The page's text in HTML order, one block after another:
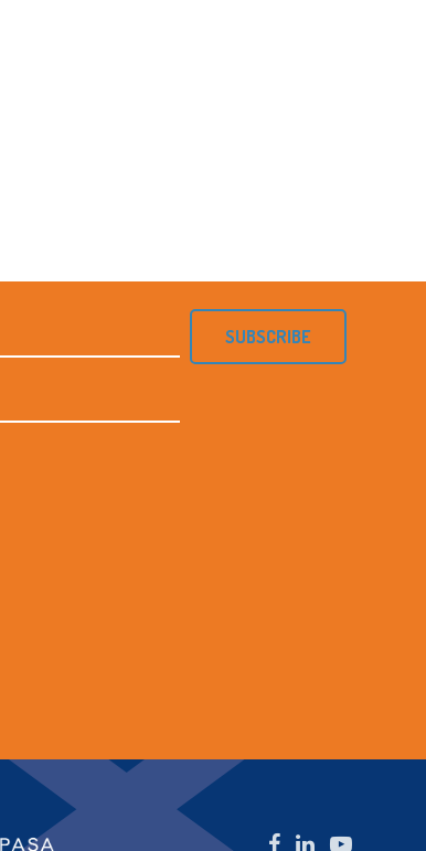
SUBSCRIBE